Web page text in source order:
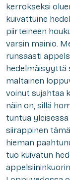
kerrokseksi
kuivattuine
piirteineen
varsin mainio.
runsaasti
hedelmäisyyttä
maltainen
voinut sujahtaa
näin on, sillä
tuntua
siirappinen
hieman
tuo kuivatun